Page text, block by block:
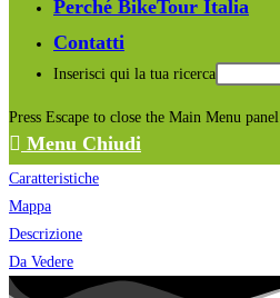
Perché BikeTour Italia
Contatti
Inserisci qui la tua ricerca
Press Escape to close the Main Menu panel
Menu Chiudi
Caratteristiche
Mappa
Descrizione
Da Vedere